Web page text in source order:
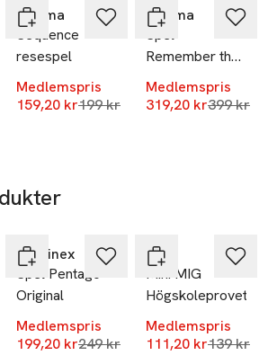
nordics-english/
30 dagar
Enigma
Sequence
resespel
Medlemspris
159,20 krLägsta pris 30 dagar
199 kr
Enigma
Spel
Remember the
Music
Medlemspris
319,20 krLägsta
399 kr
30 dagar
Martinex
Spel Pentago
Original
Medlemspris
199,20 krLägsta pris 30 dagar
249 kr
M.I.G
Mini MIG
Högskoleprovet
Medlemspris
111,20 krLägsta
139 kr